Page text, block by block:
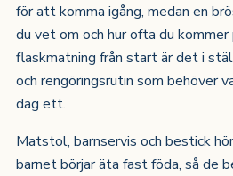
för att komma igång, medan en
du vet om och hur ofta du kommer
flaskmatning från start är det i
och rengöringsrutin som behöver
dag ett.
Matstol, barnservis och bestick
barnet börjar äta fast föda, så de